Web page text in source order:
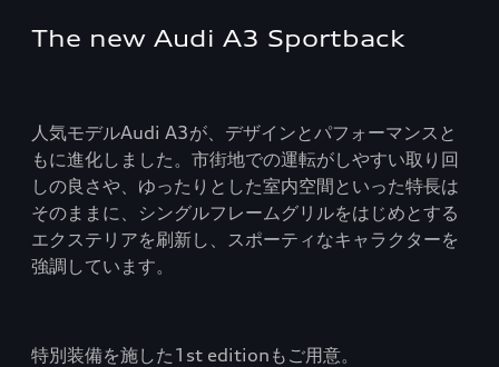
The new Audi A3 Sportback
人気モデルAudi A3が、デザインとパフォーマンスと
もに進化しました。市街地での運転がしやすい取り回
しの良さや、ゆったりとした室内空間といった特長は
そのままに、シングルフレームグリルをはじめとする
エクステリアを刷新し、スポーティなキャラクターを
強調しています。
特別装備を施した1st editionもご用意。